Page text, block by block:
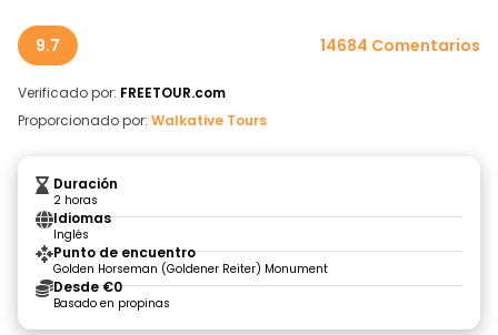
9.7 14684 Comentarios
Verificado por: FREETOUR.com
Proporcionado por: Walkative Tours
Duración
2 horas
Idiomas
Inglés
Punto de encuentro
Golden Horseman (Goldener Reiter) Monument
Desde €0
Basado en propinas